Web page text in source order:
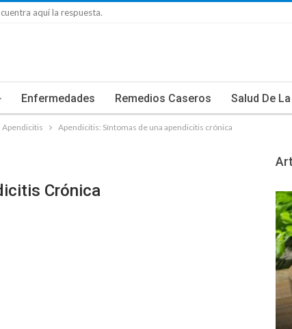
aquí la respuesta.
Enfermedades Remedios Caseros Salud De
Apendicitis Apendicitis: Síntomas de una apendicitis crónica
Crónica